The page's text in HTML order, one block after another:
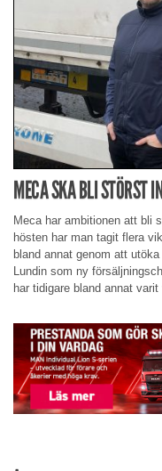
MECA SKA BLI STÖRST
Meca har ambitionen att bli
hösten har man tagit flera
bland annat genom att
Lundin som ny
har tidigare bland annat